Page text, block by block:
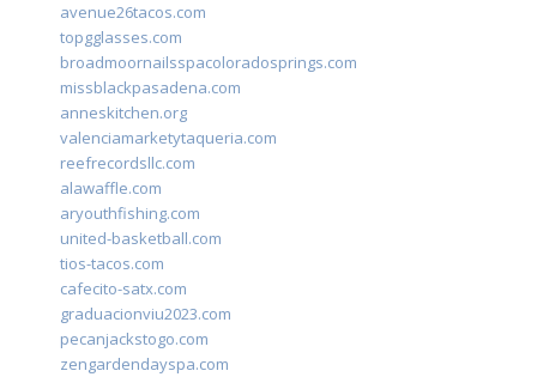
avenue26tacos.com
topgglasses.com
broadmoornailsspacoloradosprings.com
missblackpasadena.com
anneskitchen.org
valenciamarketytaqueria.com
reefrecordsllc.com
alawaffle.com
aryouthfishing.com
united-basketball.com
tios-tacos.com
cafecito-satx.com
graduacionviu2023.com
pecanjackstogo.com
zengardendayspa.com